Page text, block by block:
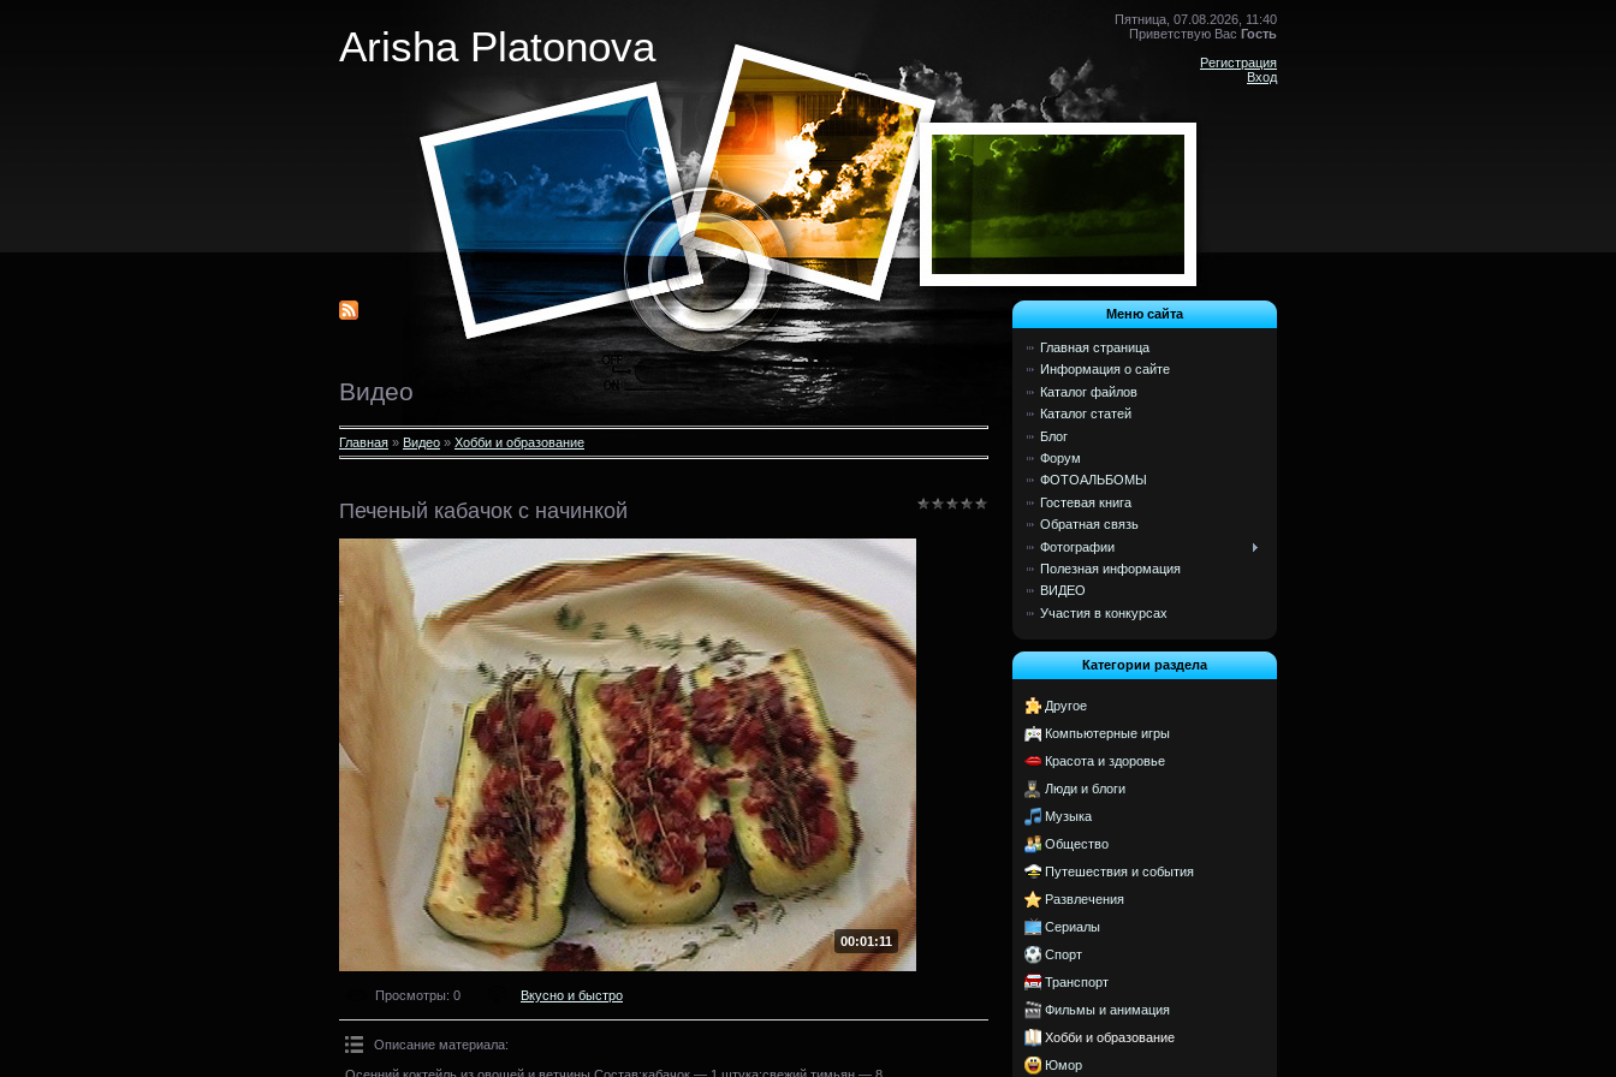
Arisha Platonova
Пятница, 07.08.2026, 11:40
Приветствую Вас Гость
Регистрация
Вход
Видео
Главная » Видео » Хобби и образование
Печеный кабачок с начинкой
00:01:11
Просмотры: 0 Вкусно и быстро
Описание материала:
Осенний коктейль из овощей и ветчины.Состав:кабачок — 1 штука;свежий тимьян — 8
Меню сайта
Главная страница
Информация о сайте
Каталог файлов
Каталог статей
Блог
Форум
ФОТОАЛЬБОМЫ
Гостевая книга
Обратная связь
Фотографии
Полезная информация
ВИДЕО
Участия в конкурсах
Категории раздела
Другое
Компьютерные игры
Красота и здоровье
Люди и блоги
Музыка
Общество
Путешествия и события
Развлечения
Сериалы
Спорт
Транспорт
Фильмы и анимация
Хобби и образование
Юмор